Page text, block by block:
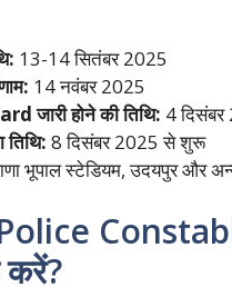
13-14 सितंबर 2025
14 नवंबर 2025
जारी होने की तिथि: 4
तिथि: 8 दिसंबर 2025 से शुरू
भूपाल स्टेडियम, उदयपुर और